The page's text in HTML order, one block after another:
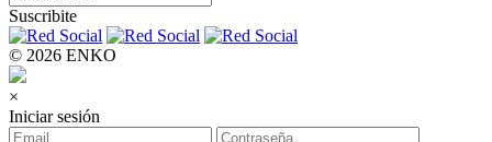
Suscribite
© 2026 ENKO
×
Iniciar sesión